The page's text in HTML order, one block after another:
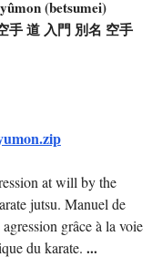
(betsumei)
手 道 入門 別名 空手
at will by the
jutsu. Manuel de
grâce à la voie
du karate. ...